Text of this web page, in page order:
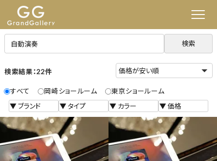
検索
検索結果：22件
すべて 岡崎ショールーム 東京ショールーム